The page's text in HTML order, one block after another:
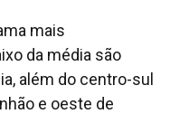
mais
da média são
além do centro-sul
e oeste de